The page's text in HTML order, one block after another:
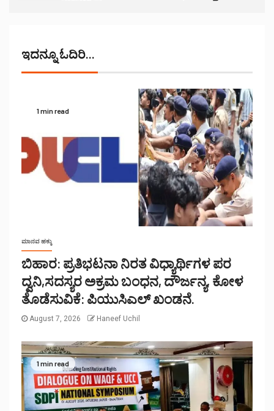
ಇದನ್ನೂ ಓದಿರಿ...
1 min read
ಮಾನವ ಹಕ್ಕು
ಬಿಹಾರ: ಪ್ರತಿಭಟನಾ ನಿರತ ವಿಧ್ಯಾರ್ಥಿಗಳ ಪರ
ದ್ವನಿ,ಸದಸ್ಯರ ಅಕ್ರಮ ಬಂಧನ, ದೌರ್ಜನ್ಯ, ಕೋಳ
ತೊಡೆಸುವಿಕೆ: ಪಿಯುಸಿಎಲ್ ಖಂಡನೆ.
August 7, 2026 Haneef Uchil
1 min read